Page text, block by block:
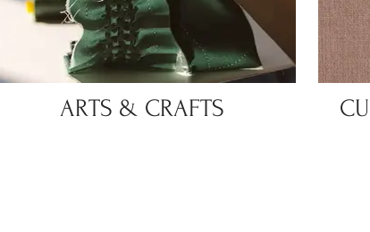
ARTS & CRAFTS